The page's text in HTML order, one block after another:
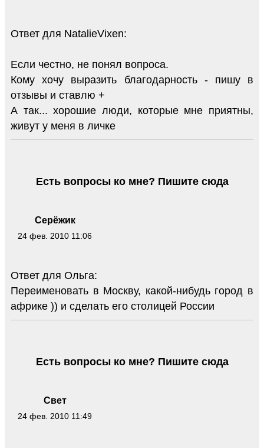
Ответ для NatalieVixen:
Если честно, не понял вопроса.
Кому хочу выразить благодарность - пишу в
отзывы и ставлю +
А так... хорошие люди, которые мне приятны,
живут у меня в личке
Серёжик
24 фев. 2010 11:06
Есть вопросы ко мне? Пишите сюда
Ответ для Ольга:
Переименовать в Москву, какой-нибудь город в
африке )) и сделать его столицей России
Свет
24 фев. 2010 11:49
Есть вопросы ко мне? Пишите сюда